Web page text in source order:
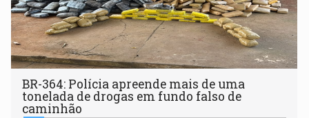
BR-364: Polícia apreende mais de uma
tonelada de drogas em fundo falso de
caminhão